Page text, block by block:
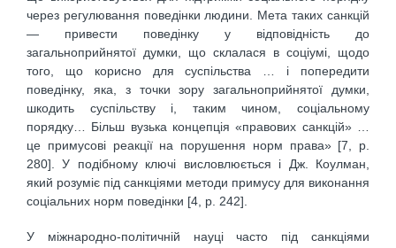
через регулювання поведінки людини. Мета таких санкцій
— привести поведінку у відповідність до
загальноприйнятої думки, що склалася в соціумі, щодо
того, що корисно для суспільства … і попередити
поведінку, яка, з точки зору загальноприйнятої думки,
шкодить суспільству і, таким чином, соціальному
порядку… Більш вузька концепція «правових санкцій» …
це примусові реакції на порушення норм права» [7, р.
280]. У подібному ключі висловлюється і Дж. Коулман,
який розуміє під санкціями методи примусу для виконання
соціальних норм поведінки [4, р. 242].
У міжнародно-політичній науці часто під санкціями